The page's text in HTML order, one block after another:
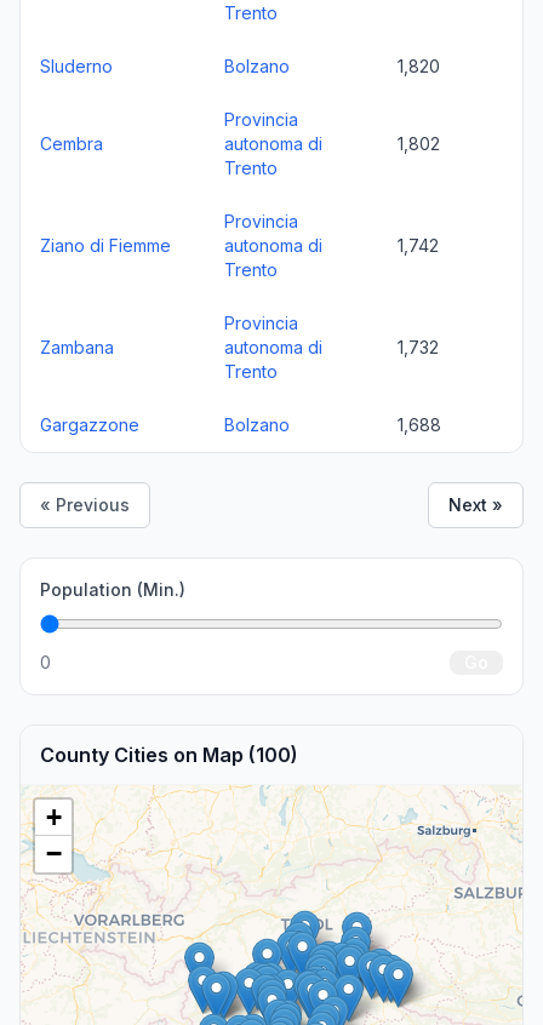
Trento
Sluderno Bolzano 1,820
Cembra
Provincia
autonoma di
Trento
1,802
Ziano di Fiemme
Provincia
autonoma di
Trento
1,742
Zambana
Provincia
autonoma di
Trento
1,732
Gargazzone Bolzano 1,688
« Previous Next »
Population (Min.)
0
County Cities on Map (100)
+
−